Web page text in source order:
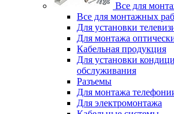
Все для
Все для монтажных
Для установки
Для монтажа
Кабельная продукция
Для установки
обслуживания
Разъемы
Для монтажа
Для электромонтажа